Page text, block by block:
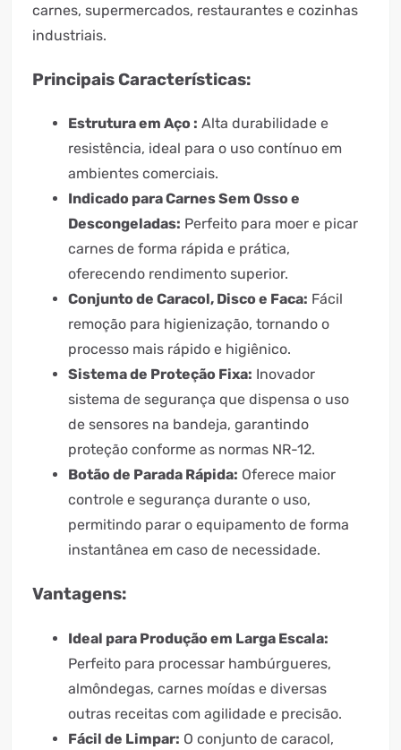
carnes, supermercados, restaurantes e cozinhas
industriais.
Principais Características:
Estrutura em Aço : Alta durabilidade e
resistência, ideal para o uso contínuo em
ambientes comerciais.
Indicado para Carnes Sem Osso e
Descongeladas: Perfeito para moer e picar
carnes de forma rápida e prática,
oferecendo rendimento superior.
Conjunto de Caracol, Disco e Faca: Fácil
remoção para higienização, tornando o
processo mais rápido e higiênico.
Sistema de Proteção Fixa: Inovador
sistema de segurança que dispensa o uso
de sensores na bandeja, garantindo
proteção conforme as normas NR-12.
Botão de Parada Rápida: Oferece maior
controle e segurança durante o uso,
permitindo parar o equipamento de forma
instantânea em caso de necessidade.
Vantagens:
Ideal para Produção em Larga Escala:
Perfeito para processar hambúrgueres,
almôndegas, carnes moídas e diversas
outras receitas com agilidade e precisão.
Fácil de Limpar: O conjunto de caracol,